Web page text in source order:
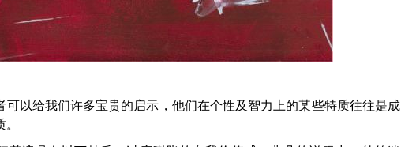
以给我们许多宝贵的启示，他们在个性及智力上的某些特质往往是成